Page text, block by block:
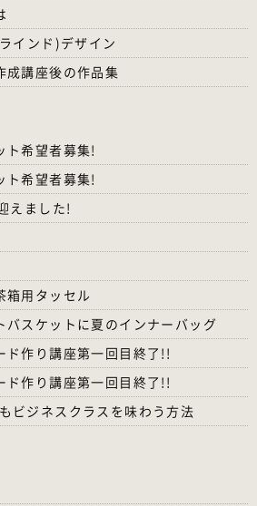
インド)デザイン
講座後の作品集
希望者募集!
希望者募集!
えました!
用タッセル
スケットに夏のインナーバッグ
作り講座第一回目終了!!
作り講座第一回目終了!!
ビジネスクラスを味わう方法